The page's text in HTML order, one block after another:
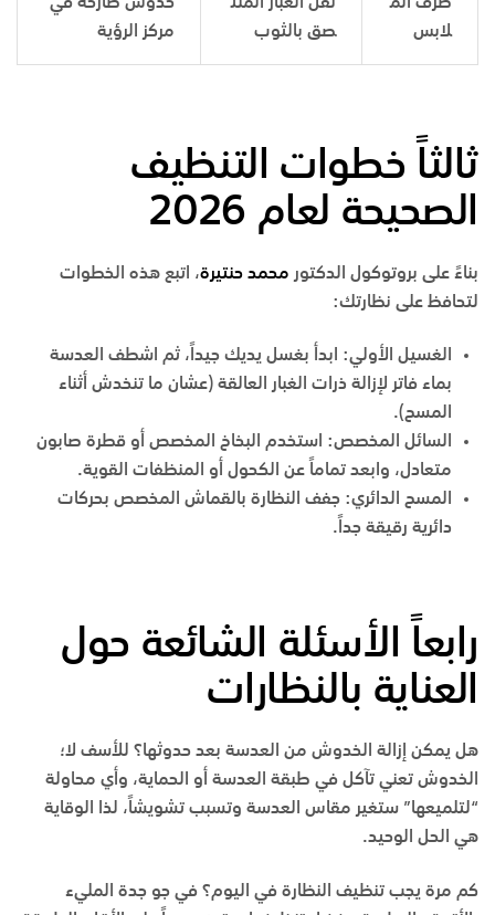
لابس
صق بالثوب
مركز الرؤية
ثالثاً خطوات التنظيف
الصحيحة لعام 2026
بناءً على بروتوكول الدكتور محمد حنتيرة، اتبع هذه الخطوات
لتحافظ على نظارتك:
الغسيل الأولي: ابدأ بغسل يديك جيداً، ثم اشطف العدسة
بماء فاتر لإزالة ذرات الغبار العالقة (عشان ما تنخدش أثناء
المسح).
السائل المخصص: استخدم البخاخ المخصص أو قطرة صابون
متعادل، وابعد تماماً عن الكحول أو المنظفات القوية.
المسح الدائري: جفف النظارة بالقماش المخصص بحركات
دائرية رقيقة جداً.
رابعاً الأسئلة الشائعة حول
العناية بالنظارات
هل يمكن إزالة الخدوش من العدسة بعد حدوثها؟ للأسف لا؛
الخدوش تعني تآكل في طبقة العدسة أو الحماية، وأي محاولة
“لتلميعها” ستغير مقاس العدسة وتسبب تشويشاً، لذا الوقاية
هي الحل الوحيد.
كم مرة يجب تنظيف النظارة في اليوم؟ في جو جدة المليء